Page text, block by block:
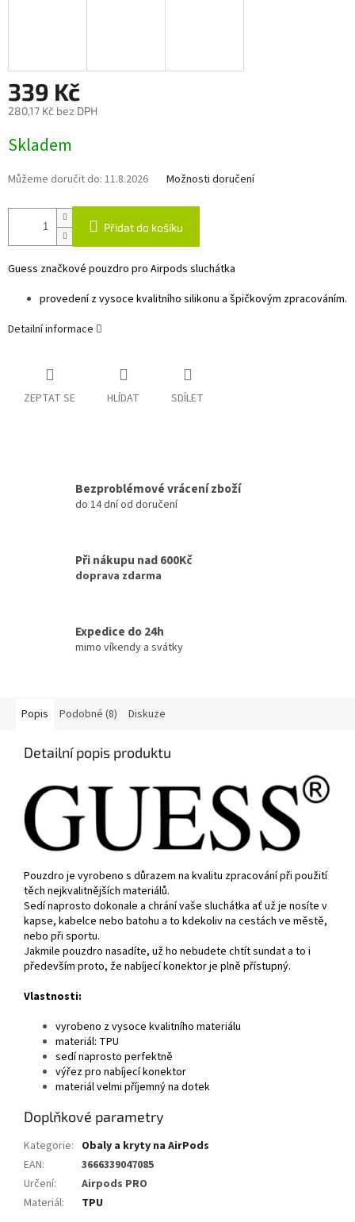
339 Kč
280,17 Kč bez DPH
cena:
Skladem
Můžeme doručit do: 11.8.2026 Možnosti doručení
Přidat do košíku
Guess značkové pouzdro pro Airpods sluchátka
provedení z vysoce kvalitního silikonu a špičkovým zpracováním.
Detailní informace
ZEPTAT SE HLÍDAT SDÍLET
Bezproblémové vrácení zboží
do 14 dní od doručení
Při nákupu nad 600Kč
doprava zdarma
Expedice do 24h
mimo víkendy a svátky
Popis Podobné (8) Diskuze
Detailní popis produktu
Pouzdro je vyrobeno s důrazem na kvalitu zpracování při použití
těch nejkvalitnějších materiálů.
Sedí naprosto dokonale a chrání vaše sluchátka ať už je nosíte v
kapse, kabelce nebo batohu a to kdekoliv na cestách ve městě,
nebo při sportu.
Jakmile pouzdro nasadíte, už ho nebudete chtít sundat a to i
především proto, že nabíjecí konektor je plně přístupný.
Vlastnosti:
vyrobeno z vysoce kvalitního materiálu
materiál: TPU
sedí naprosto perfektně
výřez pro nabíjecí konektor
materiál velmi příjemný na dotek
Doplňkové parametry
Kategorie: Obaly a kryty na AirPods
EAN:
3666339047085
Určení:
Airpods PRO
Materiál: TPU